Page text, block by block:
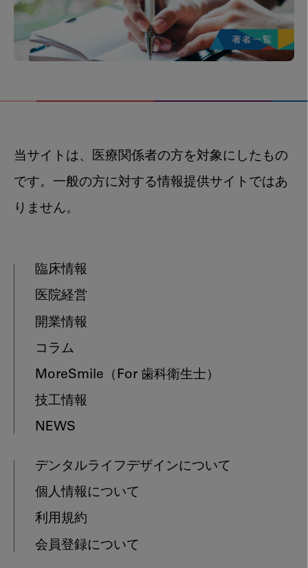
当サイトは、医療関係者の方を対象にしたもの
です。一般の方に対する情報提供サイトではあ
りません。
臨床情報
医院経営
開業情報
コラム
MoreSmile （For 歯科衛生士）
技工情報
NEWS
デンタルライフデザインについて
個人情報について
利用規約
会員登録について